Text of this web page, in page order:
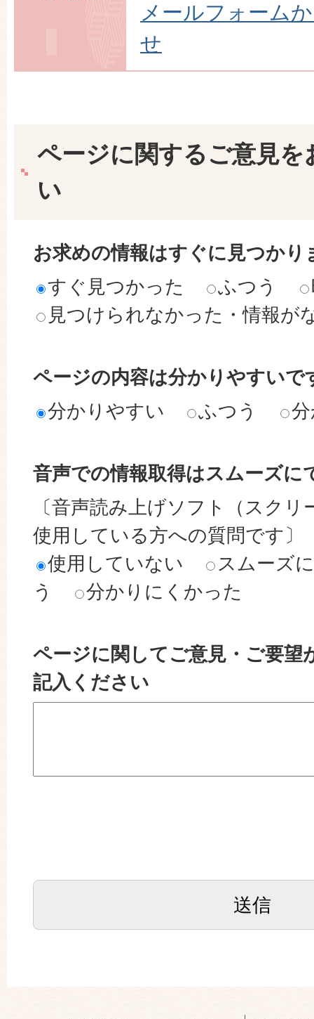
メールフォーム
せ
ページに関するご意見を
い
お求めの情報はすぐに見つかり
すぐ見つかった
ふつう
見つけられなかった・情報が
ページの内容は分かりやすいで
分かりやすい
ふつう
音声での情報取得はスムーズに
〔音声読み上げソフト（スク
使用している方への質問です〕
使用していない
スムーズ
う
分かりにくかった
ページに関してご意見・ご要望
記入ください